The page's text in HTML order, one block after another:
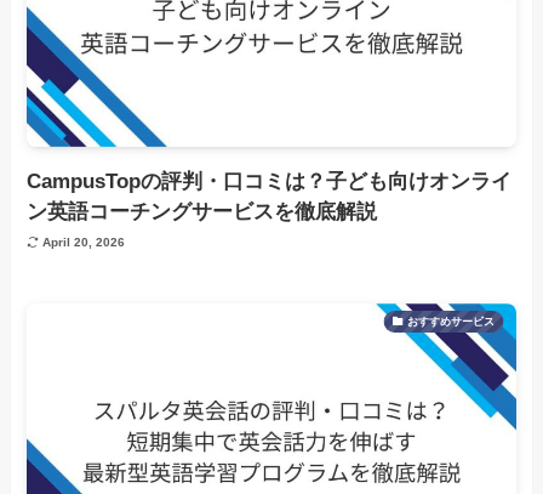
CampusTopの評判・口コミは？子ども向けオンライ
ン英語コーチングサービスを徹底解説
April 20, 2026
おすすめサービス